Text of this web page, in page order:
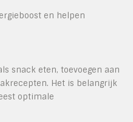
en helpen
snack eten, toevoegen aan
Het is belangrijk
optimale